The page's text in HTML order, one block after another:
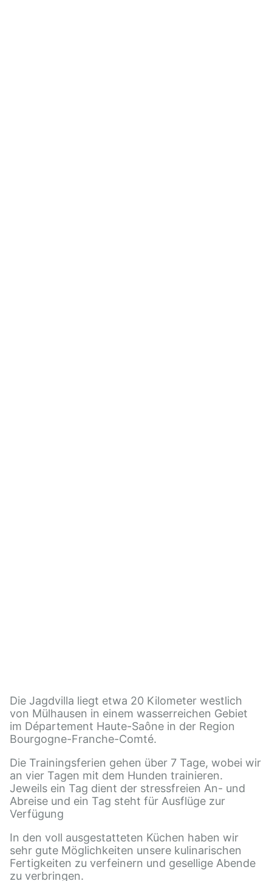
Die Jagdvilla liegt etwa 20 Kilometer westlich
von Mülhausen in einem wasserreichen Gebiet
im Département Haute-Saône in der Region
Bourgogne-Franche-Comté.
Die Trainingsferien gehen über 7 Tage, wobei wir
an vier Tagen mit dem Hunden trainieren.
Jeweils ein Tag dient der stressfreien An- und
Abreise und ein Tag steht für Ausflüge zur
Verfügung
In den voll ausgestatteten Küchen haben wir
sehr gute Möglichkeiten unsere kulinarischen
Fertigkeiten zu verfeinern und gesellige Abende
zu verbringen.